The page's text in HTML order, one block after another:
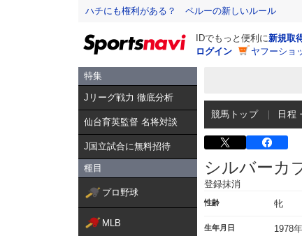
ハチにも権利がある？ ペルーの新しいルール
IDでもっと便利に新規取
ログイン
ヤフーショ
特集
Jリーグ戦力 徹底分析
仙台育英監督 名将対談
J国立試合に無料招待
種目
プロ野球
MLB
競馬トップ 日程
シルバーカ
登録抹消
性齢 牝
生年月日 1978